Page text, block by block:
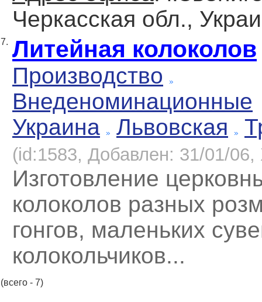
Черкасская обл.,
7. Литейная колоколов
Производство
Внеденоминационные
Украина
Львовская
(id:1583, Добавлен: 31/01/06,
Изготовление
колоколов разных
гонгов, маленьких
колокольчиков...
(всего - 7)